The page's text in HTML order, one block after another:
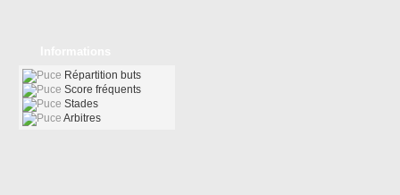
Répartition buts
Score fréquents
Stades
Arbitres